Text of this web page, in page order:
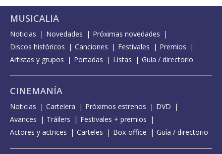
MUSICALIA
Noticias Novedades
Próximas novedades
Discos históricos
Canciones Festivales
Premios
Artistas y grupos
Portadas Listas Guía / directorio
CINEMANÍA
Noticias Cartelera Próximos estrenos
DVD
Avances
Tráilers
Festivales + premios
Actores y actrices
Carteles Box-office Guía / directorio